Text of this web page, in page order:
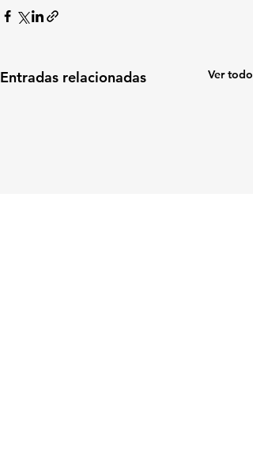
Entradas relacionadas Ver todo